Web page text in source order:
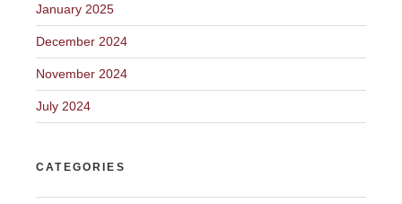
January 2025
December 2024
November 2024
July 2024
CATEGORIES